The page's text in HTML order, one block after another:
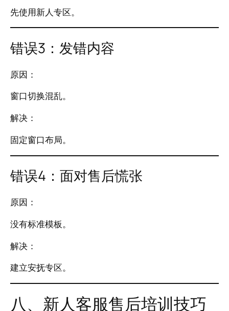
先使用新人专区。
错误3：发错内容
原因：
窗口切换混乱。
解决：
固定窗口布局。
错误4：面对售后慌张
原因：
没有标准模板。
解决：
建立安抚专区。
八、新人客服售后培训技巧